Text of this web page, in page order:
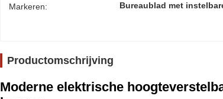
Markeren: Bureaublad met
Productomschrijving
Moderne elektrische